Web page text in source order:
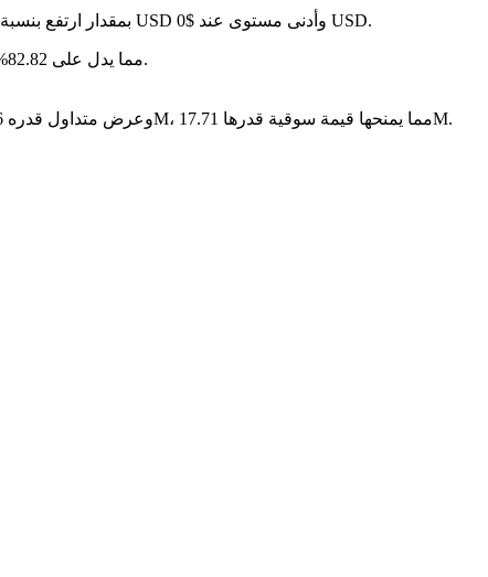
على مدار الأيام السبعة الماضية، تغير سعر Liquity بمقدار ارتفع بنسبة 7.13%. في آخر 24 ساعة، تقلب السعر بنسبة 0.32%، حيث وصل إلى أعلى مستوى عند $0 USD وأدنى مستوى عند $0 USD.
سنة بعد سنة، Liquity قد تراجع بمقدار $-- USD، مما يدل على 82.82% متناقص في القيمة.